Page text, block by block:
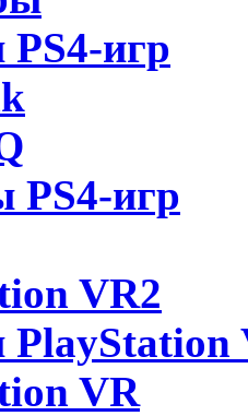
игр
игр
VR2
VR